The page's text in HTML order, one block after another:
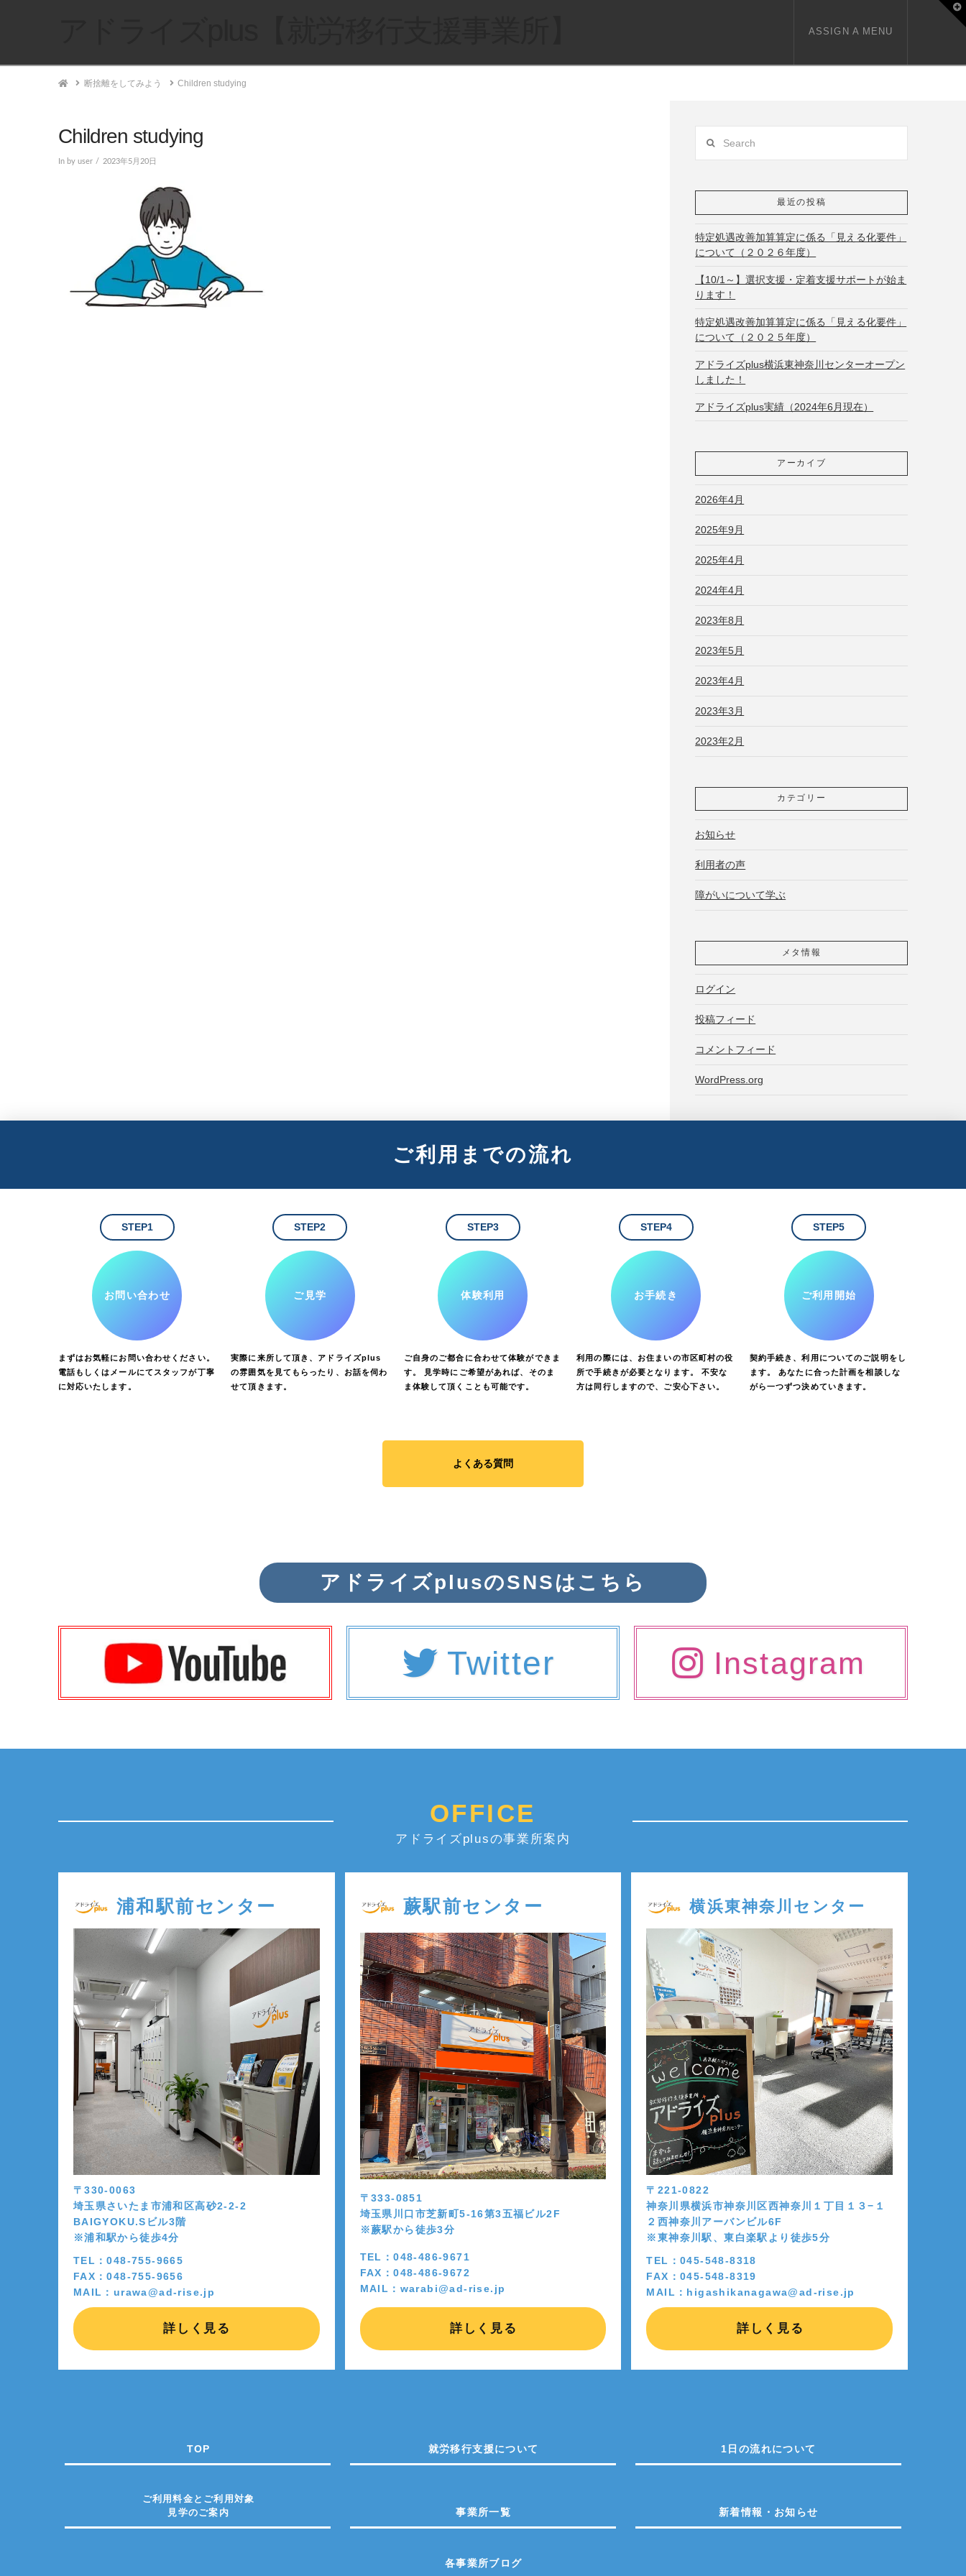
ASSIGN A MENU
Home断捨離をしてみよう Children studying
Children studying
In by user 2023年5月20日
最近の投稿
特定処遇改善加算算定に係る「見える化要件」
について（２０２６年度）
【10/1～】選択支援・定着支援サポートが始ま
ります！
特定処遇改善加算算定に係る「見える化要件」
について（２０２５年度）
アドライズplus横浜東神奈川センターオープン
しました！
アドライズplus実績（2024年6月現在）
アーカイブ
2026年4月
2025年9月
2025年4月
2024年4月
2023年8月
2023年5月
2023年4月
2023年3月
2023年2月
カテゴリー
お知らせ
利用者の声
障がいについて学ぶ
メタ情報
ログイン
投稿フィード
コメントフィード
WordPress.org
ご利用までの流れ
STEP1
お問い合わせ
まずはお気軽にお問い合わせください。
電話もしくはメールにてスタッフが丁寧
に対応いたします。
STEP2
ご見学
実際に来所して頂き、アドライズplus
の雰囲気を見てもらったり、お話を伺わ
せて頂きます。
STEP3
体験利用
ご自身のご都合に合わせて体験ができま
す。 見学時にご希望があれば、そのま
ま体験して頂くことも可能です。
STEP4
お手続き
利用の際には、お住まいの市区町村の役
所で手続きが必要となります。 不安な
方は同行しますので、ご安心下さい。
STEP5
ご利用開始
契約手続き、利用についてのご説明をし
ます。 あなたに合った計画を相談しな
がら一つずつ決めていきます。
よくある質問
アドライズplusのSNSはこちら
Twitter Instagram
OFFICE
アドライズplusの事業所案内
浦和駅前センター
〒330-0063
埼玉県さいたま市浦和区高砂2-2-2
BAIGYOKU.Sビル3階
※浦和駅から徒歩4分
TEL：048-755-9665
FAX：048-755-9656
MAIL：urawa@ad-rise.jp
詳しく見る
蕨駅前センター
〒333-0851
埼玉県川口市芝新町5-16第3五福ビル2F
※蕨駅から徒歩3分
TEL：048-486-9671
FAX：048-486-9672
MAIL：warabi@ad-rise.jp
詳しく見る
横浜東神奈川センター
〒221-0822
神奈川県横浜市神奈川区西神奈川１丁目１３−１
２西神奈川アーバンビル6F
※東神奈川駅、東白楽駅より徒歩5分
TEL：045-548-8318
FAX：045-548-8319
MAIL：higashikanagawa@ad-rise.jp
詳しく見る
TOP 就労移行支援について 1日の流れについて
ご利用料金とご利用対象
見学のご案内
事業所一覧 新着情報・お知らせ
各事業所ブログ